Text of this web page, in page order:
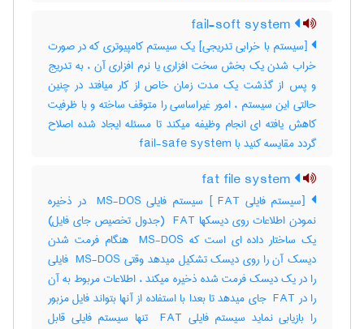
[سیستم با خرابی تدریجی] یک سیستم کامپیوتری که در صورت
خراب شدن یک بخش سخت افزاری یا نرم افزاری آن ، به تدریج
و پس از گذشت یک مدت زمان خاص از کار میافتد در چنین
حالتی این سیستم ، امور غیراساسی را متوقف ساخته و با ظرفیت
کاهش یافته ای انجام وظیفه میکند تا مسئله ایجاد شده اصلاح
گردد مقایسه کنید با ‎ fail-safe system
[سیستم فایلی ‎ FAT] سیستم فایلی ‎ MS-DOS در ذخیره
نمودن اطلاعات روی دیسکها ‎ FAT (جدول تخصیص جای فایل)
یک ساختار داده ای است که ‎ MS-DOS هنگام فرمت شدن
دیسک آن را روی دیسک تشکیل میدهد وقتی ‎ MS-DOS فایلی
را در یک دیسک فرمت شده ذخیره میکند ، اطلاعات مربوط به آن
را در ‎ FAT جای میدهد تا بعدا با استفاده از آنها بتواند فایل مزبور
را بازیابی نماید سیستم فایلی ‎ FAT تنها سیستم فایلی قابل